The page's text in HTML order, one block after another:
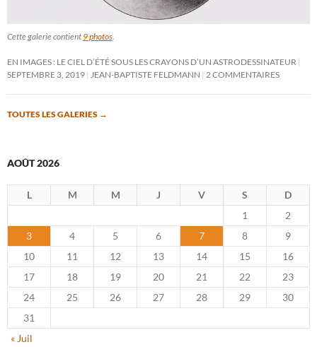
Cette galerie contient 9 photos.
EN IMAGES : LE CIEL D’ÉTÉ SOUS LES CRAYONS D’UN ASTRODESSINATEUR
SEPTEMBRE 3, 2019 JEAN-BAPTISTE FELDMANN 2 COMMENTAIRES
TOUTES LES GALERIES →
AOÛT 2026
L M M J V S
D
1
2
3
4 5 6 7 8
9
10
11 12 13 14 15
16
17
18 19 20 21 22
23
24
25 26 27 28 29
30
31
« Juil